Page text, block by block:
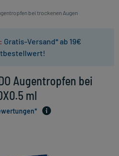
bei trockenen Augen
Gratis-Versand* ab 19€
Augentropfen bei
ml